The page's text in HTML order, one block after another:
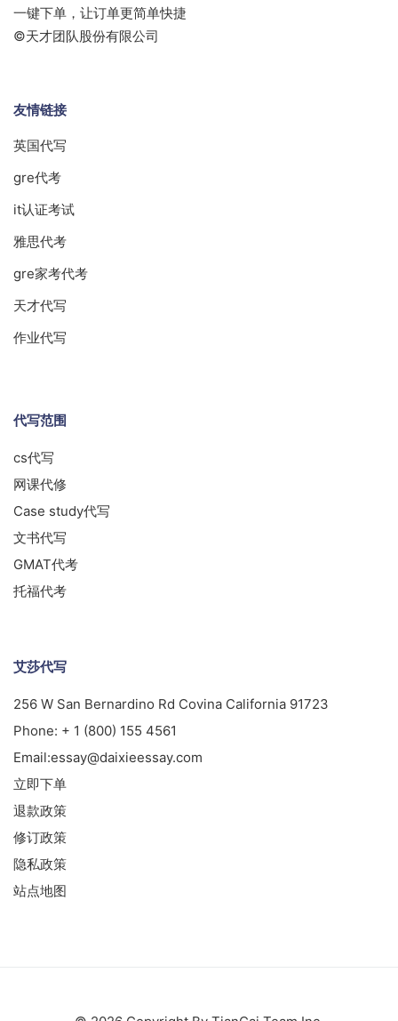
一键下单，让订单更简单快捷
©天才团队股份有限公司
友情链接
英国代写
gre代考
it认证考试
雅思代考
gre家考代考
天才代写
作业代写
代写范围
cs代写
网课代修
Case study代写
文书代写
GMAT代考
托福代考
艾莎代写
256 W San Bernardino Rd Covina California 91723
Phone: + 1 (800) 155 4561
Email:essay@daixieessay.com
立即下单
退款政策
修订政策
隐私政策
站点地图